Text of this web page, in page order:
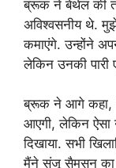
ब्रूक ने बेथेल की
अविश्वसनीय थे.
कमाएंगे. उन्होंने
लेकिन उनकी पारी
ब्रूक ने आगे कहा,
आएगी, लेकिन ऐसा
दिखाया. सभी
मैंने संजू सैमसन का